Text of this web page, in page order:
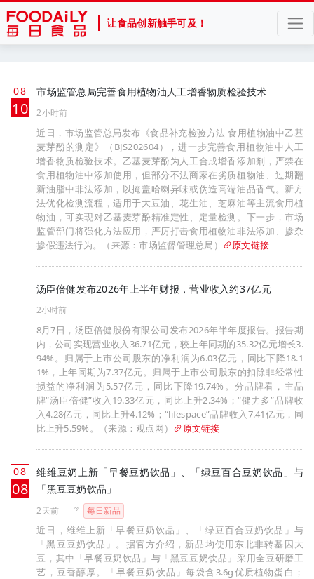
让食品创新触手可及！
08
月
10
市场监管总局完善食用植物油人工增香物质检验技术
2小时前
近日，市场监管总局发布《食品补充检验方法 食用植物油中乙基
麦芽酚的测定》（BJS202604），进一步完善食用植物油中人工
增香物质检验技术。乙基麦芽酚为人工合成增香添加剂，严禁在
食用植物油中添加使用，但部分不法商家在劣质植物油、过期翻
新油脂中非法添加，以掩盖哈喇异味或伪造高端油品香气。新方
法优化检测流程，适用于大豆油、花生油、芝麻油等主流食用植
物油，可实现对乙基麦芽酚精准定性、定量检测。下一步，市场
监管部门将强化方法应用，严厉打击食用植物油非法添加、掺杂
掺假违法行为。（来源：市场监督管理总局）
原文链接
汤臣倍健发布2026年上半年财报，营业收入约37亿元
2小时前
8月7日，汤臣倍健股份有限公司发布2026年半年度报告。报告期
内，公司实现营业收入36.71亿元，较上年同期的35.32亿元增长3.
94%。归属于上市公司股东的净利润为6.03亿元，同比下降18.1
1%，上年同期为7.37亿元。归属于上市公司股东的扣除非经常性
损益的净利润为5.57亿元，同比下降19.74%。分品牌看，主品
牌“汤臣倍健”收入19.33亿元，同比上升2.34%；“健力多”品牌收
入4.28亿元，同比上升4.12%；“lifespace”品牌收入7.41亿元，同
比上升5.59%。（来源：观点网）
原文链接
08
月
08
维维豆奶上新「早餐豆奶饮品」、「绿豆百合豆奶饮品」与
「黑豆豆奶饮品」
2天前 每日新品
近日，维维上新「早餐豆奶饮品」、「绿豆百合豆奶饮品」与
「黑豆豆奶饮品」。据官方介绍，新品均使用东北非转基因大
豆，其中「早餐豆奶饮品」与「黑豆豆奶饮品」采用全豆研磨工
艺，豆香醇厚。「早餐豆奶饮品」每袋含3.6g优质植物蛋白；